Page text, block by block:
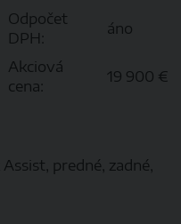
Odpočet
DPH:
áno
Akciová
cena:
19 900 €
predné, zadné,